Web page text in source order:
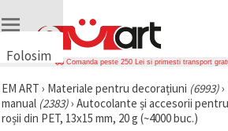
Folosim
uri
🍪 Folosim
cookie-uri
Comanda peste 250 Lei si primesti transport
EM ART › Materiale pentru decorațiuni (6993)›
manual (2383)› Autocolante și accesorii
roșii din PET, 13x15 mm, 20 g (~4000 buc.)